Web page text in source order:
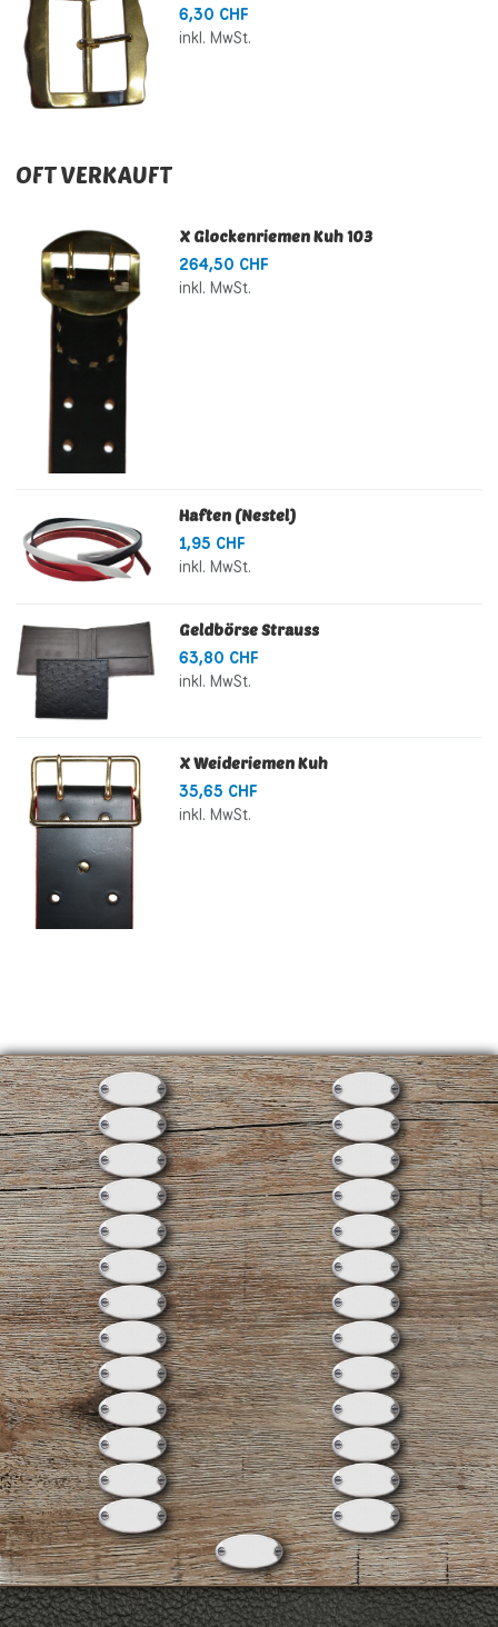
6,30 CHF
inkl. MwSt.
OFT VERKAUFT
X Glockenriemen Kuh 103
264,50 CHF
inkl. MwSt.
Haften (Nestel)
1,95 CHF
inkl. MwSt.
Geldbörse Strauss
63,80 CHF
inkl. MwSt.
X Weideriemen Kuh
35,65 CHF
inkl. MwSt.